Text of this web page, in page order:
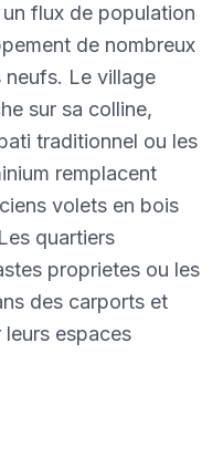
flux de population
de nombreux
neufs. Le village
sur sa colline,
traditionnel ou les
remplacent
volets en bois
quartiers
proprietes ou les
des carports et
espaces